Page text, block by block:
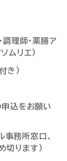
理師・薬膳ア
ムリエ）
き）
込をお願い
務所窓口、
切ります）